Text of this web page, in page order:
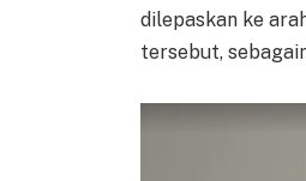
dilepaskan ke
tersebut,